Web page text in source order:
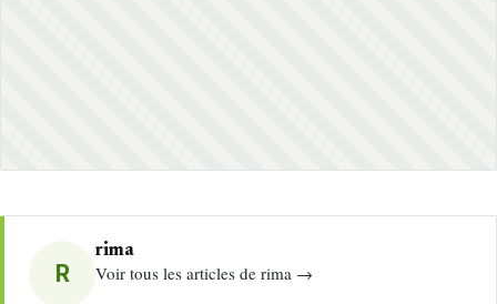
R
rima
Voir tous les articles de rima →